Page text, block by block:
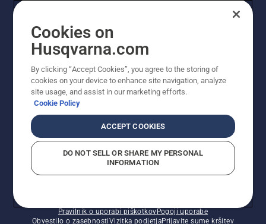
Pravilnik o uporabi piškotkovPogoji uporabe
Obvestilo o zasebnostiVizitka podjetjaPrijavite sume kršitev
Cookies on
Husqvarna.com
By clicking “Accept Cookies”, you agree to the storing of
cookies on your device to enhance site navigation, analyze
site usage, and assist in our marketing efforts.
Cookie Policy
ACCEPT COOKIES
DO NOT SELL OR SHARE MY PERSONAL
INFORMATION